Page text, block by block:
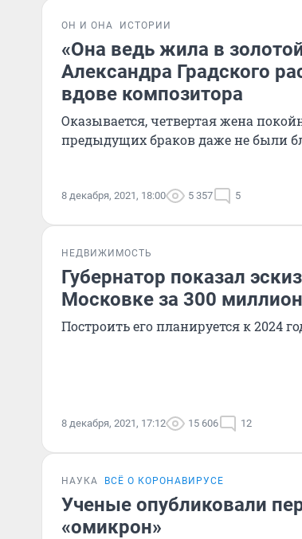
ОН И ОНА ИСТОРИИ
«Она ведь жила в
Александра Градского
вдове композитора
Оказывается, четвертая жена
предыдущих браков даже не были
8 декабря, 2021, 18:00 5 357 5
НЕДВИЖИМОСТЬ
Губернатор показал
Московке за 300
Построить его планируется к 2024
8 декабря, 2021, 17:12 15 606 12
НАУКА ВСЁ О КОРОНАВИРУСЕ
Ученые опубликовали
«омикрон»